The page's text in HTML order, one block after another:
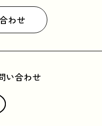
わせ
い合わせ